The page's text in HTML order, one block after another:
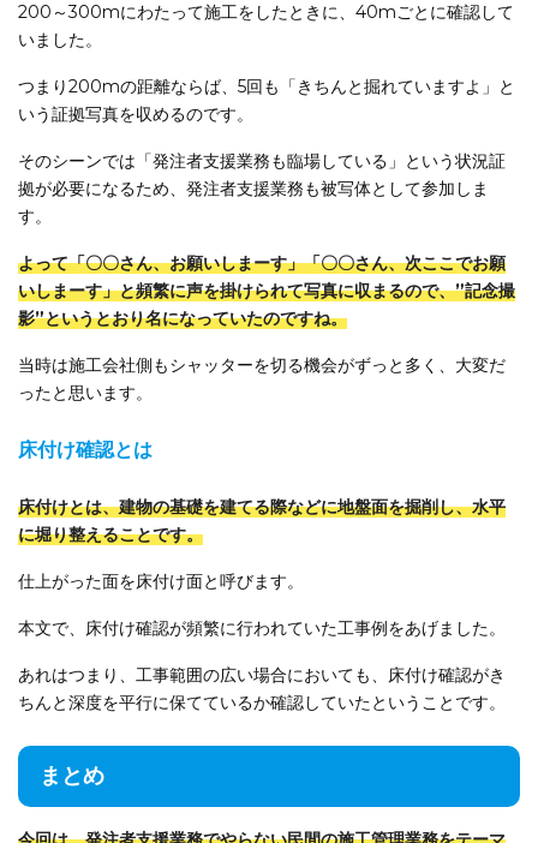
200～300mにわたって施工をしたときに、40mごとに確認して
いました。
つまり200mの距離ならば、5回も「きちんと掘れていますよ」と
いう証拠写真を収めるのです。
そのシーンでは「発注者支援業務も臨場している」という状況証
拠が必要になるため、発注者支援業務も被写体として参加しま
す。
よって「〇〇さん、お願いしまーす」「〇〇さん、次ここでお願
いしまーす」と頻繁に声を掛けられて写真に収まるので、”記念撮
影”というとおり名になっていたのですね。
当時は施工会社側もシャッターを切る機会がずっと多く、大変だ
ったと思います。
床付け確認とは
床付けとは、建物の基礎を建てる際などに地盤面を掘削し、水平
に堀り整えることです。
仕上がった面を床付け面と呼びます。
本文で、床付け確認が頻繁に行われていた工事例をあげました。
あれはつまり、工事範囲の広い場合においても、床付け確認がき
ちんと深度を平行に保てているか確認していたということです。
まとめ